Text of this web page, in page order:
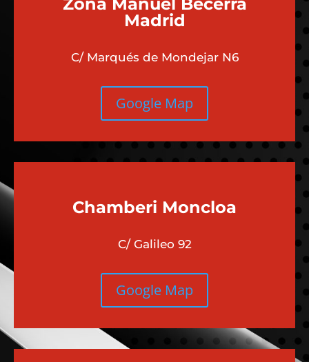
Madrid
C/ Marqués de Mondejar N6
Google Map
Chamberi Moncloa
C/ Galileo 92
Google Map